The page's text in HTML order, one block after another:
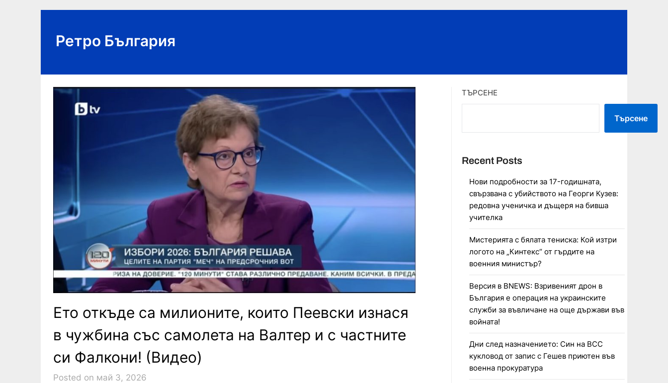
Ретро България
Ето откъде са милионите, които Пеевски изнася
в чужбина със самолета на Валтер и с частните
си Фалкони! (Видео)
Posted on май 3, 2026
ТЪРСЕНЕ
Търсене
Recent Posts
Нови подробности за 17-годишната,
свързвана с убийството на Георги Кузев:
редовна ученичка и дъщеря на бивша
учителка
Мистерията с бялата тениска: Кой изтри
логото на „Кинтекс“ от гърдите на
военния министър?
Версия в BNEWS: Взривеният дрон в
България е операция на украинските
служби за въвличане на още държави във
войната!
Дни след назначението: Син на ВСС
кукловод от запис с Гешев приютен във
военна прокуратура